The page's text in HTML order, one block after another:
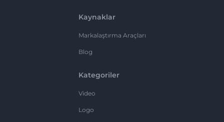
Kaynaklar
Markalaştırma Araçları
Blog
Kategoriler
Video
Logo